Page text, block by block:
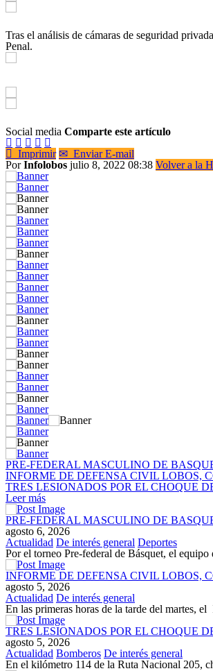
Tras el análisis de cámaras de seguridad
Penal.
Social media Comparte este artículo
    
 Imprimir ✉ Enviar E-mail
PorInfolobos julio 8, 2022 08:38 Volver a la
PRE-FEDERAL MASCULINO DE
INFORME DE DEFENSA CIVIL LOBOS,
TRES LESIONADOS POR EL CHOQUE
Leer más
PRE-FEDERAL MASCULINO DE
agosto 6, 2026
Actualidad De interés general Deportes
Por el torneo Pre-federal de Básquet, el
INFORME DE DEFENSA CIVIL LOBOS,
agosto 5, 2026
Actualidad De interés general
En las primeras horas de la tarde del martes,
TRES LESIONADOS POR EL CHOQUE
agosto 5, 2026
Actualidad Bomberos De interés general
En el kilómetro 114 de la Ruta Nacional 205,